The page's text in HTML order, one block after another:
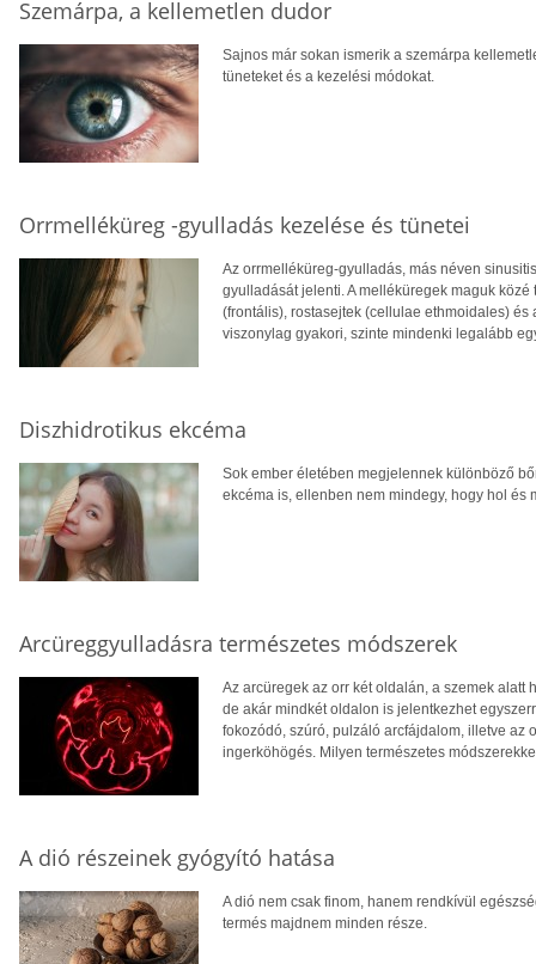
Szemárpa, a kellemetlen dudor
Sajnos már sokan ismerik a szemárpa
tüneteket és a kezelési módokat.
Orrmelléküreg -gyulladás kezelése és tünetei
Az orrmelléküreg-gyulladás, más néven
gyulladását jelenti. A melléküregek maguk
(frontális), rostasejtek (cellulae ethmoidales)
viszonylag gyakori, szinte mindenki legalább
Diszhidrotikus ekcéma
Sok ember életében megjelennek különböző
ekcéma is, ellenben nem mindegy, hogy hol és
Arcüreggyulladásra természetes módszerek
Az arcüregek az orr két oldalán, a szemek
de akár mindkét oldalon is jelentkezhet
fokozódó, szúró, pulzáló arcfájdalom, illetve az
ingerköhögés. Milyen természetes
A dió részeinek gyógyító hatása
A dió nem csak finom, hanem rendkívül
termés majdnem minden része.